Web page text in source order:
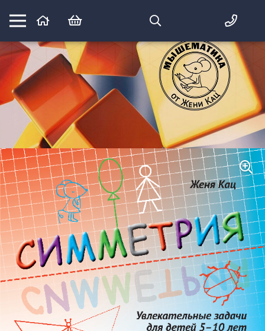
Математика вприпрыжку:
идеи и игры для детей и их родителей